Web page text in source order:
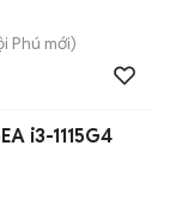
Phú mới)
i3-1115G4